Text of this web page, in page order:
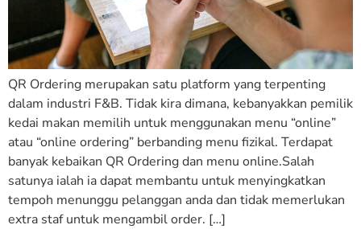
QR Ordering merupakan satu platform yang terpenting
dalam industri F&B. Tidak kira dimana, kebanyakkan pemilik
kedai makan memilih untuk menggunakan menu “online”
atau “online ordering” berbanding menu fizikal. Terdapat
banyak kebaikan QR Ordering dan menu online.Salah
satunya ialah ia dapat membantu untuk menyingkatkan
tempoh menunggu pelanggan anda dan tidak memerlukan
extra staf untuk mengambil order. […]